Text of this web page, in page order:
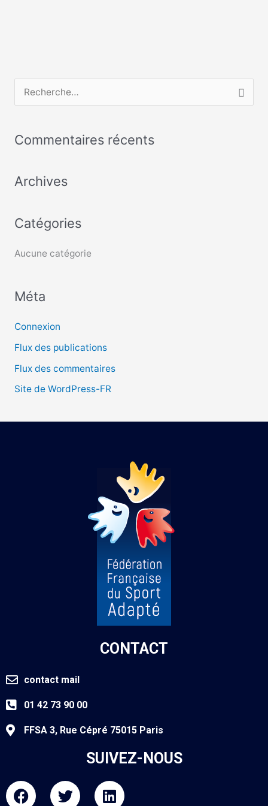
c
r
h
:
Commentaires récents
Archives
Catégories
Aucune catégorie
Méta
Connexion
Flux des publications
Flux des commentaires
Site de WordPress-FR
CONTACT
contact mail
01 42 73 90 00
FFSA 3, Rue Cépré 75015 Paris
SUIVEZ-NOUS
F
T
L